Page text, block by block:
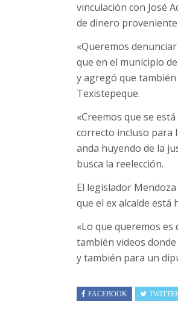
vinculación con José
de dinero
«Queremos
que en el municipio
y agregó que
Texistepeque.
«Creemos que se
correcto incluso para
anda huyendo de la
busca la reelección.
El legislador
que el ex alcalde está
«Lo que queremos es
también videos
y también para un
FACEBOOK